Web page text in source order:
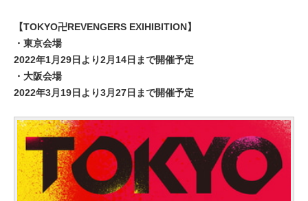
【TOKYO卍REVENGERS EXIHIBITION】
・東京会場
2022年1月29日より2月14日まで開催予定
・大阪会場
2022年3月19日より3月27日まで開催予定